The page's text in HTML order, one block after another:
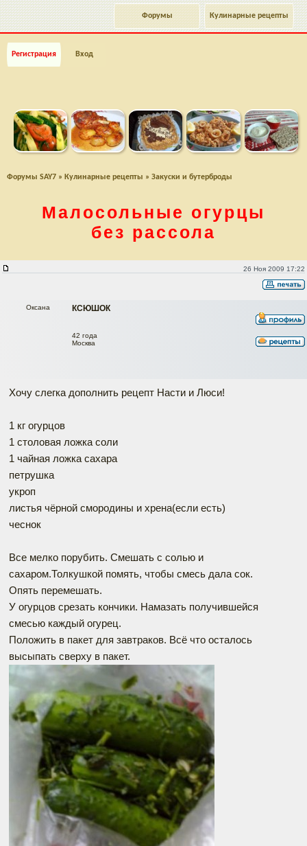
Кулинарные рецепты
Форумы
Регистрация Вход
Форумы SAY7 » Кулинарные рецепты » Закуски и бутерброды
Малосольные огурцы
без рассола
26 Ноя 2009 17:22
КСЮШОК
Оксана
42 года
Москва
Хочу слегка дополнить рецепт Насти и Люси!
1 кг огурцов
1 столовая ложка соли
1 чайная ложка сахара
петрушка
укроп
листья чёрной смородины и хрена(если есть)
чеснок
Все мелко порубить. Смешать с солью и
сахаром.Толкушкой помять, чтобы смесь дала сок.
Опять перемешать.
У огурцов срезать кончики. Намазать получившейся
смесью каждый огурец.
Положить в пакет для завтраков. Всё что осталось
высыпать сверху в пакет.